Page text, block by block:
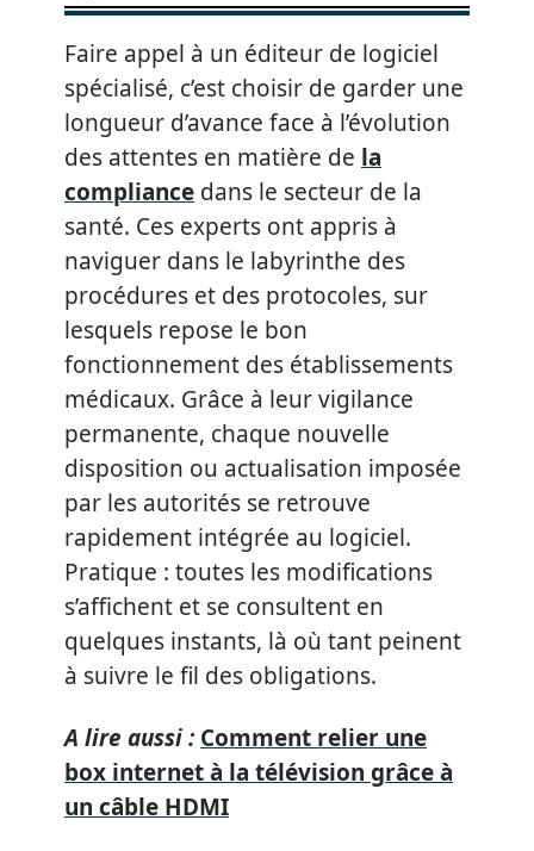
Faire appel à un éditeur de logiciel
spécialisé, c’est choisir de garder une
longueur d’avance face à l’évolution
des attentes en matière de la
compliance dans le secteur de la
santé. Ces experts ont appris à
naviguer dans le labyrinthe des
procédures et des protocoles, sur
lesquels repose le bon
fonctionnement des établissements
médicaux. Grâce à leur vigilance
permanente, chaque nouvelle
disposition ou actualisation imposée
par les autorités se retrouve
rapidement intégrée au logiciel.
Pratique : toutes les modifications
s’affichent et se consultent en
quelques instants, là où tant peinent
à suivre le fil des obligations.
A lire aussi : Comment relier une
box internet à la télévision grâce à
un câble HDMI